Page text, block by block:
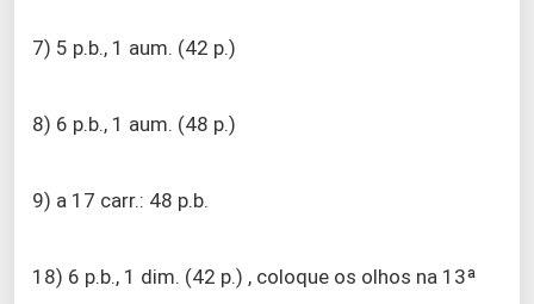
7) 5 p.b., 1 aum. (42 p.)
8) 6 p.b., 1 aum. (48 p.)
9) a 17 carr.: 48 p.b.
18) 6 p.b., 1 dim. (42 p.) , coloque os olhos na 13ª